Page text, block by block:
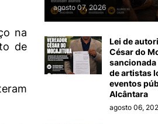
na
de
agosto 07, 2026
Lei de
César do
sancionada
de artistas
eventos
Alcântara
agosto 06,